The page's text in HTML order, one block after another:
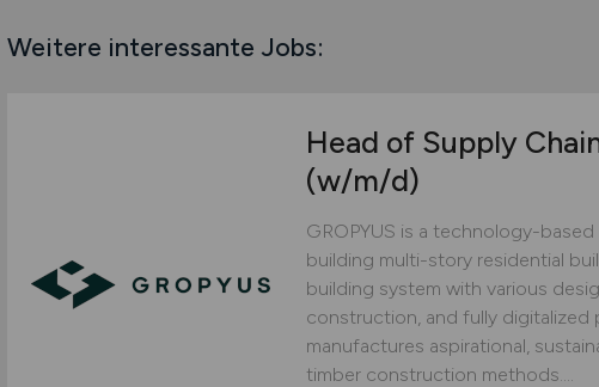
Weitere interessante Jobs:
Head of Supply
(w/m/d)
GROPYUS is a technology-
building multi-story residential
building system with various
construction, and fully digitalized
manufactures aspirational,
timber construction methods....